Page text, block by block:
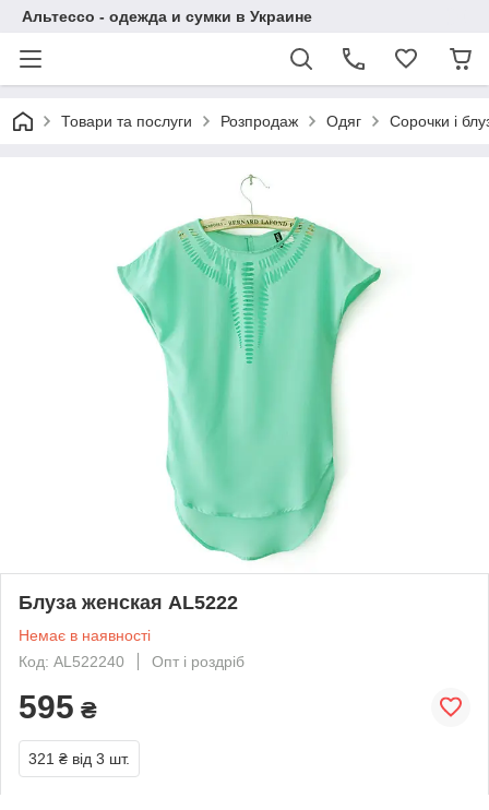
Альтессо - одежда и сумки в Украине
Товари та послуги Розпродаж Одяг Сорочки і
Блуза женская AL5222
Немає в наявності
Код: AL522240
Опт і роздріб
595 ₴
321 ₴ від 3 шт.